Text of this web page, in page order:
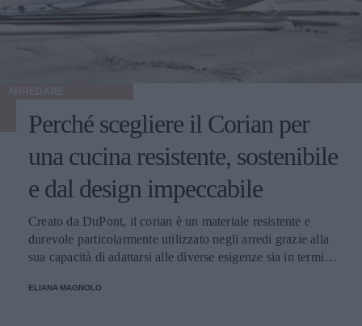
Perché scegliere il Corian per
una cucina resistente, sostenibile
e dal design impeccabile
Creato da DuPont, il corian è un materiale resistente e
durevole particolarmente utilizzato negli arredi grazie alla
sua capacità di adattarsi alle diverse esigenze sia in termini
perché è adatto alla cucina di casa!
ELIANA MAGNOLO